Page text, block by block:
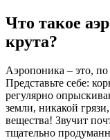
Что такое
крута?
Аэропоника – это,
Представьте себе:
регулярно
земли, никакой
вещества! Звучит
тщательно